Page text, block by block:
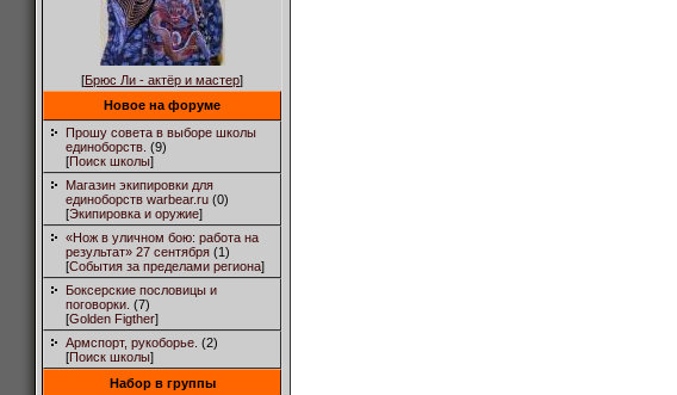
[Брюс Ли - актёр и мастер]
Новое на форуме
Прошу совета в выборе школы
единоборств. (9)
[Поиск школы]
Магазин экипировки для
единоборств warbear.ru (0)
[Экипировка и оружие]
«Нож в уличном бою: работа на
результат» 27 сентября (1)
[События за пределами региона]
Боксерские пословицы и
поговорки. (7)
[Golden Figther]
Армспорт, рукоборье. (2)
[Поиск школы]
Набор в группы